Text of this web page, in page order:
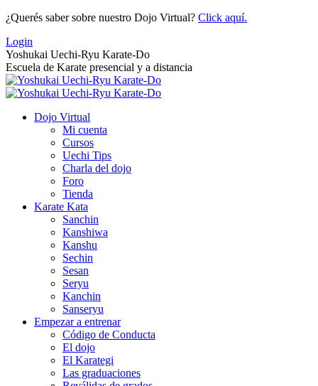
Saltar
contenido
¿Querés saber sobre nuestro Dojo Virtual? Click aquí.
Login
Yoshukai Uechi-Ryu Karate-Do
Escuela de Karate presencial y a distancia
Dojo Virtual
Mi cuenta
Cursos
Uechi Tips
Charla del dojo
Foro
Tienda
Karate Kata
Sanchin
Kanshiwa
Kanshu
Sechin
Sesan
Seryu
Kanchin
Sanseryu
Empezar a entrenar
Código de Conducta
El dojo
El Karategi
Las graduaciones